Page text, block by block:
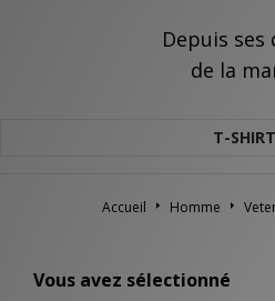
Depuis
de la
T-
Accueil Homme
Vous avez sélectionné